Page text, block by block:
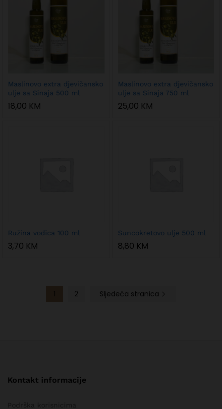
Maslinovo extra djevičansko
ulje sa Sinaja 500 ml
18,00 KM
Maslinovo extra djevičansko
ulje sa Sinaja 750 ml
25,00 KM
Ružina vodica 100 ml
3,70 KM
Suncokretovo ulje 500 ml
8,80 KM
1 2 Sljedeća stranica
Kontakt informacije